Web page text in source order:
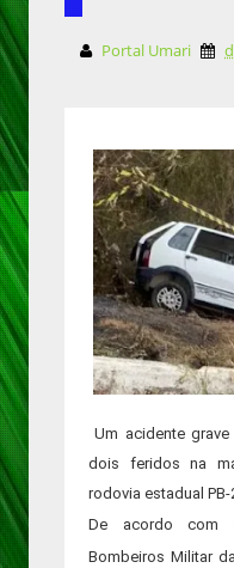
Portal Umari
Um acidente
dois feridos na
rodovia estadual
De acordo com
Bombeiros Militar